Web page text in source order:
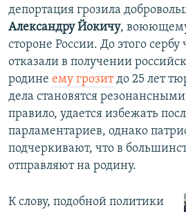
депортация грозила
Александру Йокичу,
стороне России. До этого сербу
отказали в получении
родине ему грозитдо 25 лет
дела становятся
правило, удается избежать
парламентариев, однако
подчеркивают, что в
отправляют на родину.
К слову, подобной политики